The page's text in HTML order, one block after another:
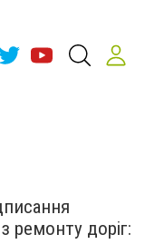
ремонту доріг: